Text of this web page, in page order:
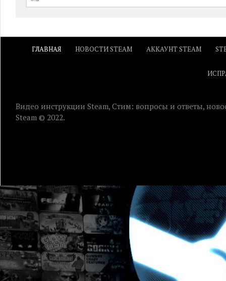
ГЛАВНАЯ НОВОСТИ STEAM АККАУНТ STEAM
Видео инструкции Steam, Стим: вопросы и ответы,
Steam © 2022.